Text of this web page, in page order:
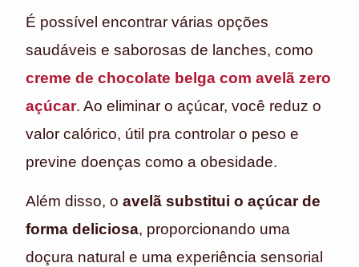
É possível encontrar várias opções
saudáveis e saborosas de lanches, como
creme de chocolate belga com avelã zero
açúcar. Ao eliminar o açúcar, você reduz o
valor calórico, útil pra controlar o peso e
previne doenças como a obesidade.
Além disso, o avelã substitui o açúcar de
forma deliciosa, proporcionando uma
doçura natural e uma experiência sensorial